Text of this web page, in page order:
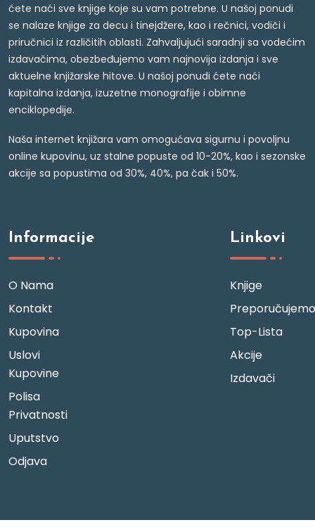
ćete naći sve knjige koje su vam potrebne. U našoj ponudi
se nalaze knjige za decu i tinejdžere, kao i rečnici, vodiči i
priručnici iz različitih oblasti. Zahvaljujući saradnji sa vodećim
izdavačima, obezbeđujemo vam najnovija izdanja i sve
aktuelne knjižarske hitove. U našoj ponudi ćete naći
kapitalna izdanja, izuzetne monografije i obimne
enciklopedije.
Naša internet knjižara vam omogućava sigurnu i povoljnu
online kupovinu, uz stalne popuste od 10-20%, kao i sezonske
akcije sa popustima od 30%, 40%, pa čak i 50%.
Informacije
O Nama
Kontakt
Kupovina
Uslovi
Kupovine
Polisa
Privatnosti
Uputstvo
Odjava
Linkovi
Knjige
Preporučujemo
Top-Lista
Akcije
Izdavači